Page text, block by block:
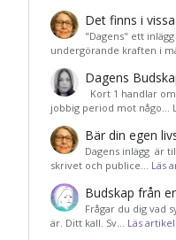
Det finns i
"Dagens" ett
undergörande kraften i
Dagens
Kort 1 handlar
jobbig period mot någo…
Bär din egen
Dagens inlägg är
skrivet och publice… Läs
Budskap från
Frågar du dig vad
är. Ditt kall. Sv… Läs